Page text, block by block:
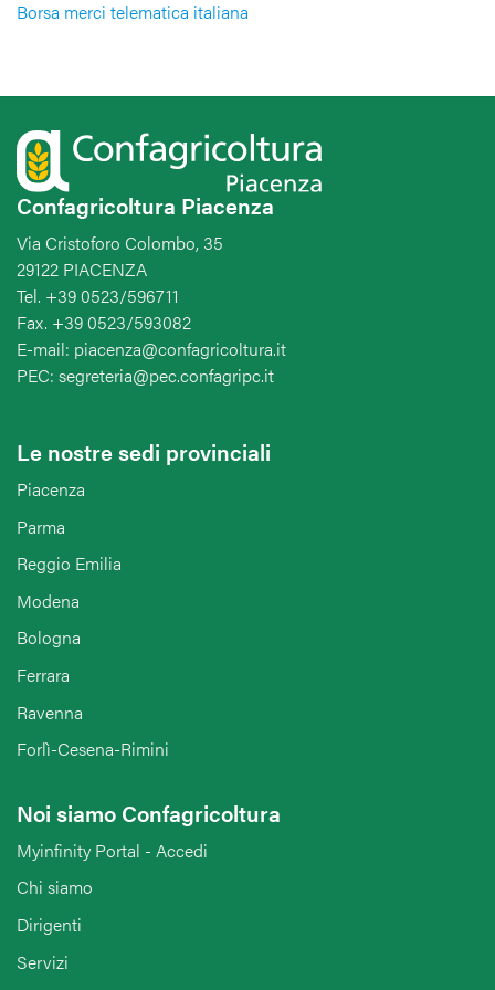
Borsa merci telematica italiana
Confagricoltura Piacenza
Via Cristoforo Colombo, 35
29122 PIACENZA
Tel. +39 0523/596711
Fax. +39 0523/593082
E-mail: piacenza@confagricoltura.it
PEC: segreteria@pec.confagripc.it
Le nostre sedi provinciali
Piacenza
Parma
Reggio Emilia
Modena
Bologna
Ferrara
Ravenna
Forlì-Cesena-Rimini
Noi siamo Confagricoltura
Myinfinity Portal - Accedi
Chi siamo
Dirigenti
Servizi